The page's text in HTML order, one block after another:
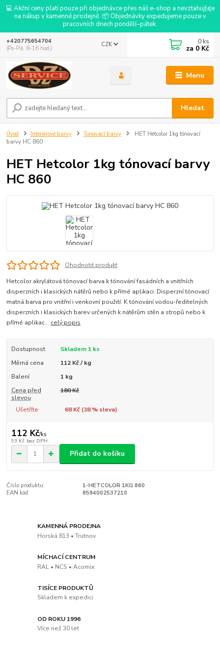
💻 Akční ceny platí pouze při objednávce přes náš e-shop a nevztahují se
na nákup v kamenné prodejně. 📦 Objednávky expedujeme pouze v
pracovních dnech pondělí–pátek.
Menu
CZK
Hledat
+420775654704
(Po-Pá, 8-16 hod.)
0 ks
za 0 Kč
Úvod Interiérové barvy Tonovací barvy
HET Hetcolor 1kg tónovací
barvy HC 860
HET Hetcolor 1kg tónovací barvy
HC 860
Ohodnotit produkt
Hetcolor akrylátová tónovací barva k tónování fasádních a vnitřních
disperzních i klasických nátěrů nebo k přímé aplikaci. Disperzní tónovací
matná barva pro vnitřní i venkovní použití. K tónování vodou-ředitelných
disperzních i klasických barev určených k nátěrům stěn a stropů nebo k
přímé aplikac... celý popis
Dostupnost
Skladem 1 ks
Měrná cena
112 Kč / kg
Balení
1 kg
Cena před
slevou
180 Kč
Ušetříte 68 Kč (38% sleva)
112 Kč/ks
93 Kč bez DPH
Přidat do košíku
Číslo produktu:
1-HETCOLOR 1KG 860
EAN kód:
8594002537210
KAMENNÁ PRODEJNA
Horská 813 • Trutnov
MÍCHACÍ CENTRUM
RAL • NCS • Acomix
TISÍCE PRODUKTŮ
Skladem k expedici
OD ROKU 1996
Více než 30 let